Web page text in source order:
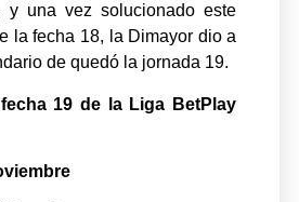
y una vez solucionado este
la fecha 18, la Dimayor dio a
de quedó la jornada 19.
19 de la Liga BetPlay